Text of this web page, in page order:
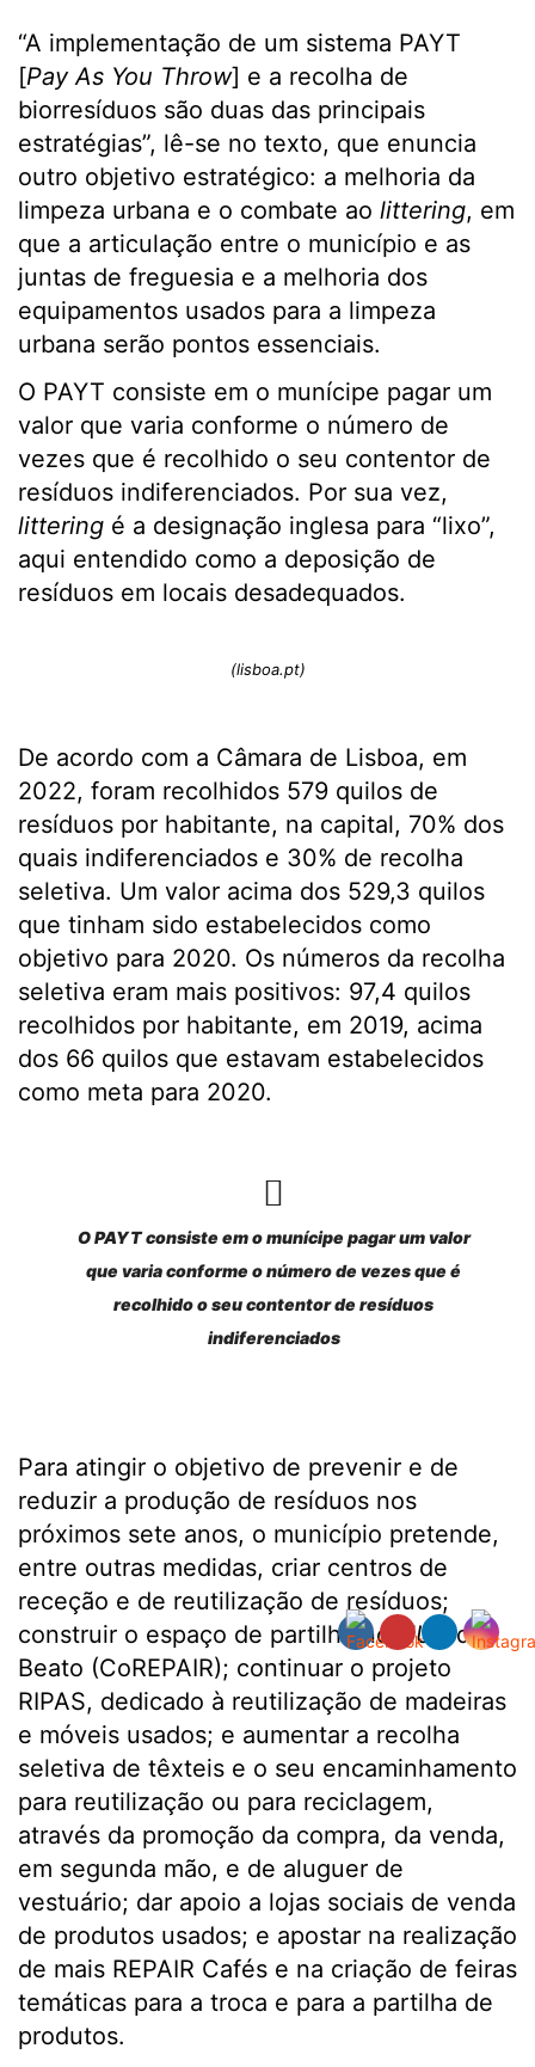
“A implementação de um sistema PAYT
[Pay As You Throw] e a recolha de
biorresíduos são duas das principais
estratégias”, lê-se no texto, que enuncia
outro objetivo estratégico: a melhoria da
limpeza urbana e o combate ao littering, em
que a articulação entre o município e as
juntas de freguesia e a melhoria dos
equipamentos usados para a limpeza
urbana serão pontos essenciais.
O PAYT consiste em o munícipe pagar um
valor que varia conforme o número de
vezes que é recolhido o seu contentor de
resíduos indiferenciados. Por sua vez,
littering é a designação inglesa para “lixo”,
aqui entendido como a deposição de
resíduos em locais desadequados.
(lisboa.pt)
De acordo com a Câmara de Lisboa, em
2022, foram recolhidos 579 quilos de
resíduos por habitante, na capital, 70% dos
quais indiferenciados e 30% de recolha
seletiva. Um valor acima dos 529,3 quilos
que tinham sido estabelecidos como
objetivo para 2020. Os números da recolha
seletiva eram mais positivos: 97,4 quilos
recolhidos por habitante, em 2019, acima
dos 66 quilos que estavam estabelecidos
como meta para 2020.
O PAYT consiste em o munícipe pagar um valor
que varia conforme o número de vezes que é
recolhido o seu contentor de resíduos
indiferenciados
Para atingir o objetivo de prevenir e de
reduzir a produção de resíduos nos
próximos sete anos, o município pretende,
entre outras medidas, criar centros de
receção e de reutilização de resíduos;
construir o espaço de partilha no
HUB
do
Beato (CoREPAIR); continuar o projeto
RIPAS, dedicado à reutilização de madeiras
e móveis usados; e aumentar a recolha
seletiva de têxteis e o seu encaminhamento
para reutilização ou para reciclagem,
através da promoção da compra, da venda,
em segunda mão, e de aluguer de
vestuário; dar apoio a lojas sociais de venda
de produtos usados; e apostar na realização
de mais REPAIR Cafés e na criação de feiras
temáticas para a troca e para a partilha de
produtos.